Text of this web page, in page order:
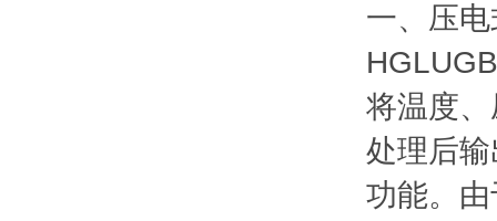
一、压
将温度
处理后
功能。